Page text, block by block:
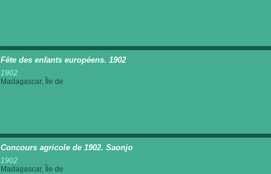
Fête des enfants européens. 1902
1902
Madagascar, Île de
Concours agricole de 1902. Saonjo
1902
Madagascar, Île de